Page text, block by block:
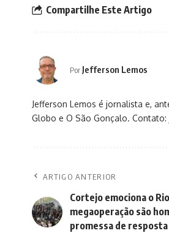
Compartilhe Este Artigo
Por Jefferson Lemos
Jefferson Lemos é jornalista e,
Globo e O São Gonçalo.
ARTIGO ANTERIOR
Cortejo emociona o
megaoperação são
promessa de